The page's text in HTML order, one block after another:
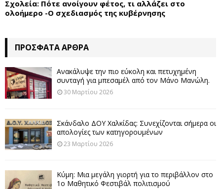
Σχολεία: Πότε ανοίγουν φέτος, τι αλλάζει στο
ολοήμερο -Ο σχεδιασμός της κυβέρνησης
ΠΡΌΣΦΑΤΑ ΆΡΘΡΑ
Ανακάλυψε την πιο εύκολη και πετυχημένη
συνταγή για μπεσαμέλ από τον Μάνο Μανώλη.
30 Μαρτίου 2026
Σκάνδαλο ΔΟΥ Χαλκίδας: Συνεχίζονται σήμερα οι
απολογίες των κατηγορουμένων
23 Μαρτίου 2026
Κύμη: Μια μεγάλη γιορτή για το περιβάλλον στο
1ο Μαθητικό Φεστιβάλ πολιτισμού